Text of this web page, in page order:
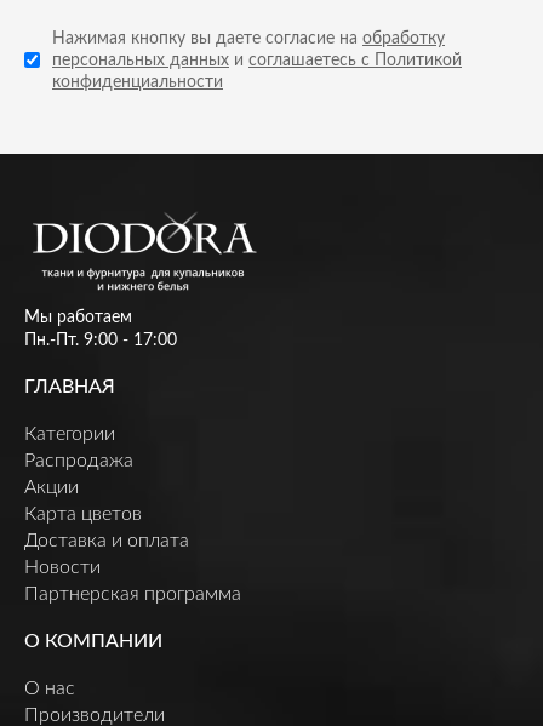
Нажимая кнопку вы даете согласие на обработку
персональных данных и соглашаетесь с Политикой
конфиденциальности
Мы работаем
Пн.-Пт. 9:00 - 17:00
ГЛАВНАЯ
Категории
Распродажа
Акции
Карта цветов
Доставка и оплата
Новости
Партнерская программа
О КОМПАНИИ
О нас
Производители